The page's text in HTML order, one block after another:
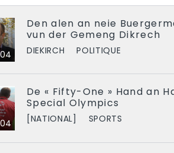
Den alen an neie
vun der Gemeng Dikrech
DIEKIRCH POLITIQUE
De « Fifty-One » Hand an
Special Olympics
[NATIONAL] SPORTS